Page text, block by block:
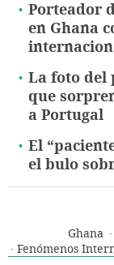
Porteador
en Ghana
La foto del
que
a Portugal
El
el bulo
Ghana
Fenómenos